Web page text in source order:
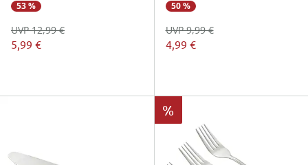
53 %
5,99 €
UVP 12,99 €
50 %
4,99 €
UVP 9,99 €
%